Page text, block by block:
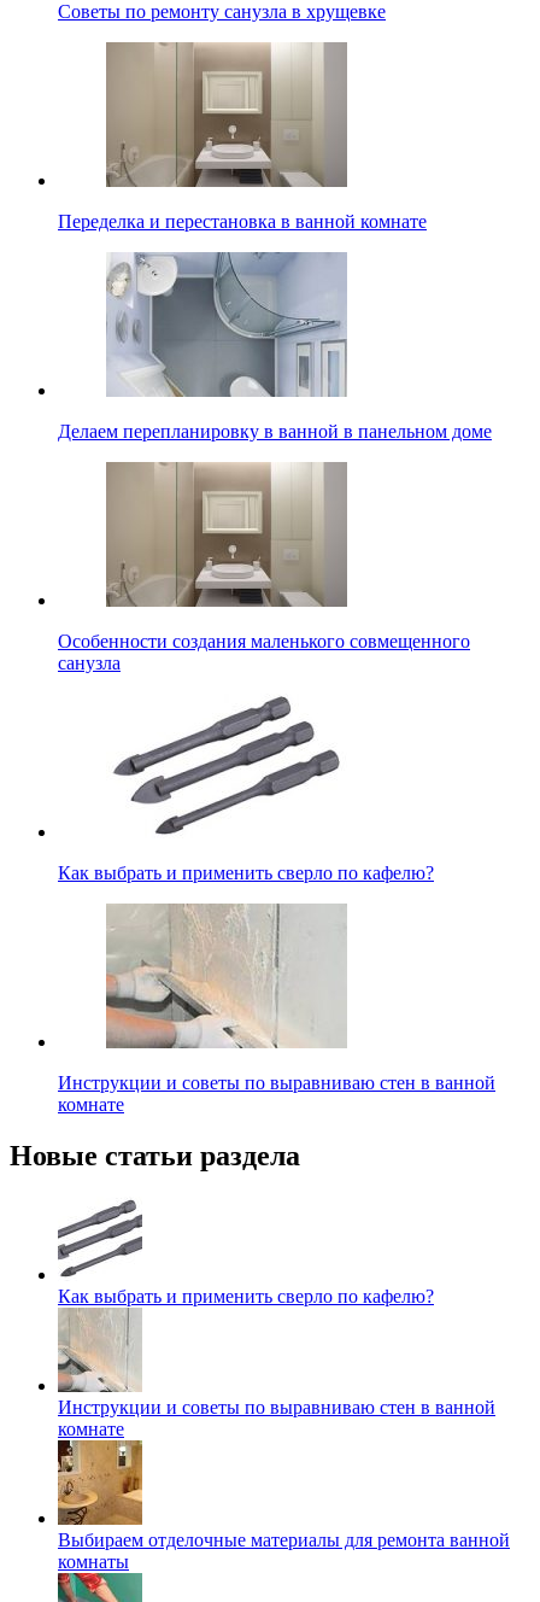
Советы по ремонту санузла в хрущевке
Переделка и перестановка в ванной комнате
Делаем перепланировку в ванной в панельном доме
Особенности создания маленького совмещенного
санузла
Как выбрать и применить сверло по кафелю?
Инструкции и советы по выравниваю стен в ванной
комнате
Новые статьи раздела
Как выбрать и применить сверло по кафелю?
Инструкции и советы по выравниваю стен в ванной
комнате
Выбираем отделочные материалы для ремонта ванной
комнаты